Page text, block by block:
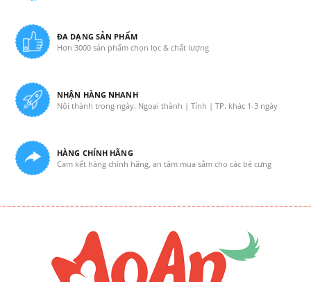
ĐA DẠNG SẢN PHẨM
Hơn 3000 sản phẩm chọn lọc & chất lượng
NHẬN HÀNG NHANH
Nội thành trong ngày. Ngoại thành | Tỉnh | TP. khác 1-3 ngày
HÀNG CHÍNH HÃNG
Cam kết hàng chính hãng, an tâm mua sắm cho các bé cưng